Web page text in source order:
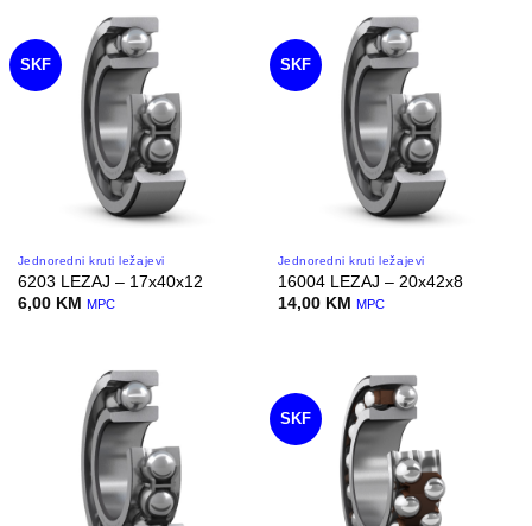
SKF
Jednoredni kruti ležajevi
6203 LEZAJ – 17x40x12
6,00 KM MPC
SKF
Jednoredni kruti ležajevi
16004 LEZAJ – 20x42x8
14,00 KM MPC
SKF